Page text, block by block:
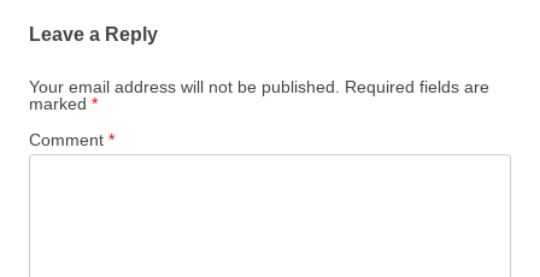
Leave a Reply
Your email address will not be published.
Required fields are
marked *
Comment *